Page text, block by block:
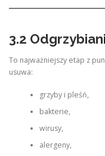
3.2
To najważniejszy etap z
usuwa:
grzyby i pleśń,
bakterie,
wirusy,
alergeny,